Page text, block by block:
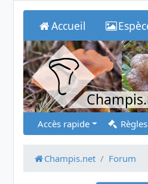
Accueil
Accès rapide Règles
Champis.net Forum